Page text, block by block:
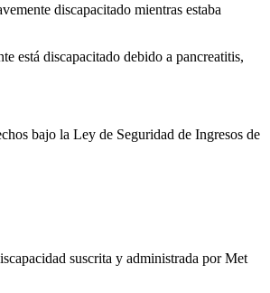
discapacitado mientras estaba
está discapacitado debido a pancreatitis,
bajo la Ley de Seguridad de Ingresos de
suscrita y administrada por Met